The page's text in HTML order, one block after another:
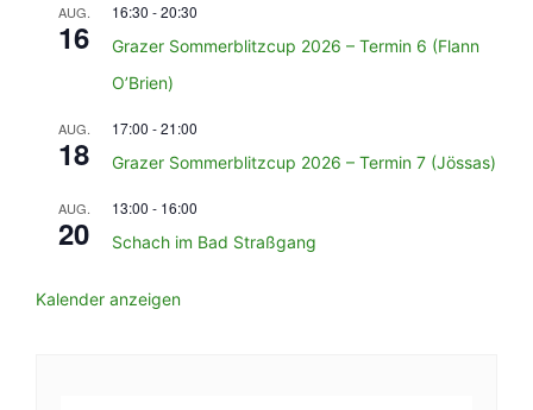
AUG.
16
16:30 -20:30
Grazer Sommerblitzcup 2026 – Termin 6 (Flann
O’Brien)
AUG.
18
17:00 -21:00
Grazer Sommerblitzcup 2026 – Termin 7 (Jössas)
AUG.
20
13:00 - 16:00
Schach im Bad Straßgang
Kalender anzeigen